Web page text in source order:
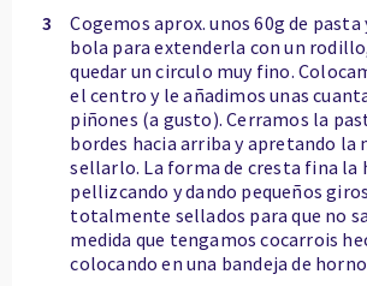
3
Cogemos aprox. unos 60g de pasta
bola para extenderla con un
quedar un circulo muy fino.
el centro y le añadimos unas
piñones (a gusto). Cerramos la
bordes hacia arriba y apretando la
sellarlo. La forma de cresta fina la
pellizcando y dando pequeños
totalmente sellados para que no
medida que tengamos cocarrois
colocando en una bandeja de horno